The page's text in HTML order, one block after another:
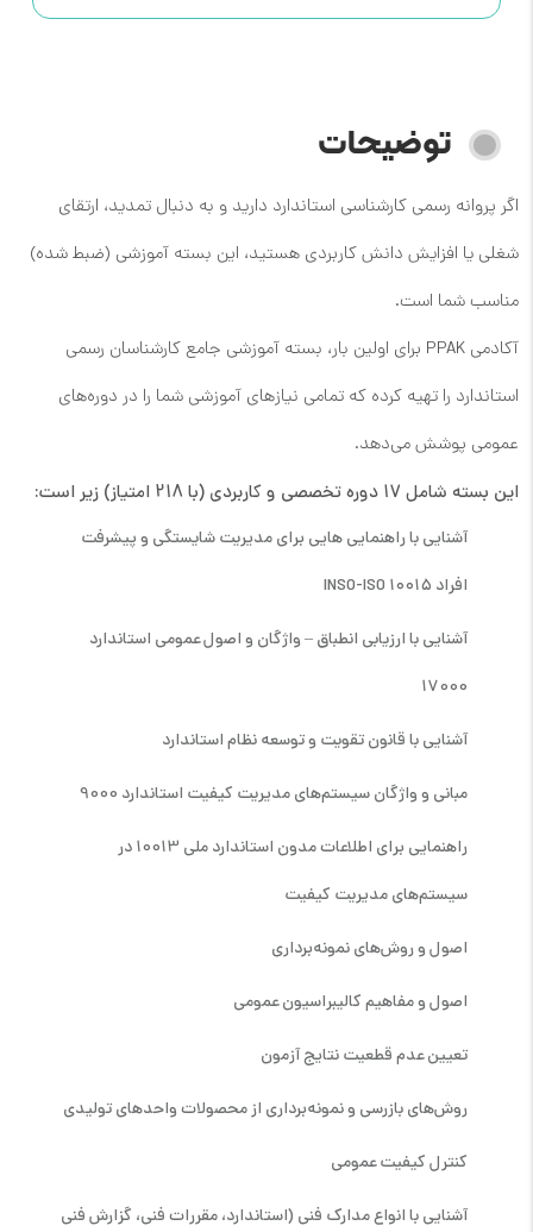
توضیحات
اگر پروانه رسمی کارشناسی استاندارد دارید و به دنبال تمدید، ارتقای
شغلی یا افزایش دانش کاربردی هستید، این بسته آموزشی (ضبط شده)
مناسب شما است.
آکادمی PPAK برای اولین بار، بسته آموزشی جامع کارشناسان رسمی
استاندارد را تهیه کرده که تمامی نیازهای آموزشی شما را در دوره‌های
عمومی پوشش می‌دهد.
این بسته شامل 17 دوره تخصصی و کاربردی (با 218 امتیاز) زیر است:
آشنایی با راهنمایی هایی براي مدیریت شایستگی و پیشرفت
افراد ١٠٠١٥ INSO-ISO
آشنایی با ارزیابی انطباق – واژگان و اصول عمومی استاندارد
17000
آشنایی با قانون تقویت و توسعه نظام استاندارد
مبانی و واژگان سیستم‌های مدیریت کیفیت استاندارد 9000
راهنمایی برای اطلاعات مدون استاندارد ملی 10013 در
سیستم‌های مدیریت کیفیت
اصول و روش‌های نمونه‌برداری
اصول و مفاهیم کالیبراسیون عمومی
تعیین عدم قطعیت نتایج آزمون
روش‌های بازرسی و نمونه‌برداری از محصولات واحدهای تولیدی
کنترل کیفیت عمومی
آشنایی با انواع مدارک فنی (استاندارد، مقررات فنی، گزارش فنی